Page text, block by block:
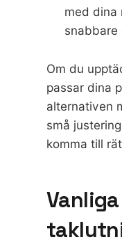
med dina
Om du
passar dina
alternativen
små
komma till